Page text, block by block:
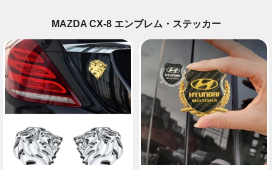
MAZDA CX-8 エンブレム・ステッカー